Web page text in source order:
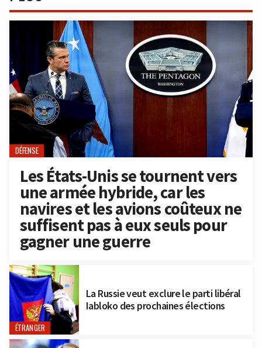
DÉFENSE
Les États-Unis se tournent vers
une armée hybride, car les
navires et les avions coûteux ne
suffisent pas à eux seuls pour
gagner une guerre
ÉTRANGER
La Russie veut exclure le parti libéral
Iabloko des prochaines élections